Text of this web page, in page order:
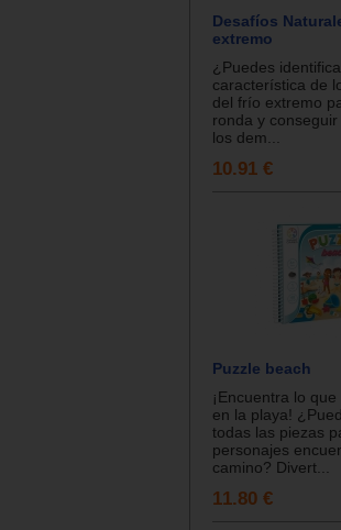
Desafíos
extremo
¿Puedes
característica de
del frío extremo
ronda y
los dem...
10.91 €
Puzzle beach
¡Encuentra lo
en la playa!
todas las piezas
personajes
camino? Divert...
11.80 €